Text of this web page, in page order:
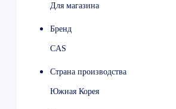
Для магазина
Бренд
CAS
Страна производства
Южная Корея